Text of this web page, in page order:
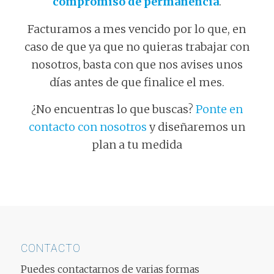
Facturamos a mes vencido por lo que, en
caso de que ya que no quieras trabajar con
nosotros, basta con que nos avises unos
días antes de que finalice el mes.
¿No encuentras lo que buscas? Ponte en
contacto con nosotros y diseñaremos un
plan a tu medida
CONTACTO
Puedes contactarnos de varias formas